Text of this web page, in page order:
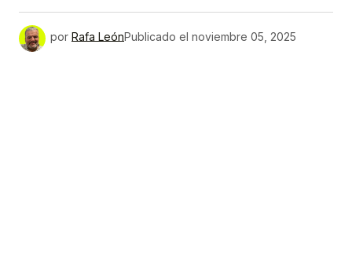
por Rafa LeónPublicado el noviembre 05, 2025